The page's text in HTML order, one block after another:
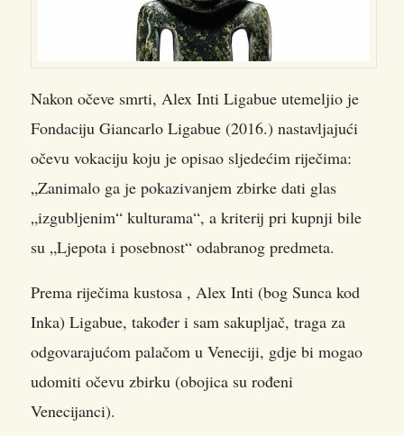
Nakon očeve smrti, Alex Inti Ligabue utemeljio je
Fondaciju Giancarlo Ligabue (2016.) nastavljajući
očevu vokaciju koju je opisao sljedećim riječima:
„Zanimalo ga je pokazivanjem zbirke dati glas
„izgubljenim“ kulturama“, a kriterij pri kupnji bile
su „Ljepota i posebnost“ odabranog predmeta.
Prema riječima kustosa , Alex Inti (bog Sunca kod
Inka) Ligabue, također i sam sakupljač, traga za
odgovarajućom palačom u Veneciji, gdje bi mogao
udomiti očevu zbirku (obojica su rođeni
Venecijanci).